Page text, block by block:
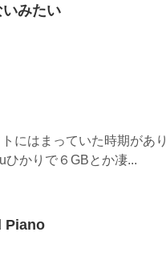
みたい
にはまっていた時期があり
ひかりで６GBとか凄...
Piano